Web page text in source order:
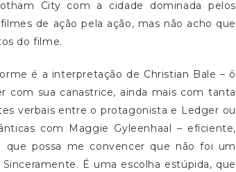
City com a cidade dominada pelos
de ação pela ação, mas não acho que
do filme.
é a interpretação de Christian Bale – ô
sua canastrice, ainda mais com tanta
verbais entre o protagonista e Ledger ou
com Maggie Gyleenhaal – eficiente,
que possa me convencer que não foi um
É uma escolha estúpida, que